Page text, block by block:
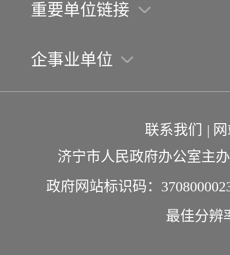
市统计局
市能源局
重要单位链接
企事业单位
联系我们 |
济宁市人民政府办公室主
政府网站标识码：
最佳分辨